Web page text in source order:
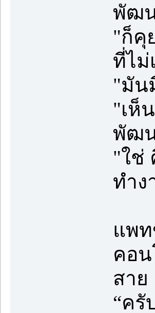
พัฒ
"ก็คุ
ที่ไม่
"มัน
"เห็
พัฒ
"ใช่
ทำง
แพ
คอ
สาย
“ครั